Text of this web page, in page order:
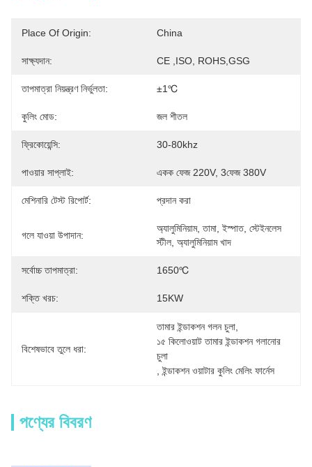
Place Of Origin: China
সাক্ষ্যদান: CE ,ISO, ROHS,GSG
তাপমাত্রা নিয়ন্ত্রণ নির্ভুলতা: ±1℃
কুলিং মোড: জল শীতল
ফ্রিকোয়েন্সি: 30-80khz
পাওয়ার সাপ্লাই: একক ফেজ 220V, 3ফেজ 380V
মেশিনারি টেস্ট রিপোর্ট: প্রদান করা
গলে যাওয়া উপাদান:
অ্যালুমিনিয়াম, তামা, ইস্পাত, স্টেইনলেস
স্টীল, অ্যালুমিনিয়াম খাদ
সর্বোচ্চ তাপমাত্রা: 1650℃
শক্তি খরচ: 15KW
বিশেষভাবে তুলে ধরা:
তামার ইন্ডাকশন গলন চুলা
১৫ কিলোওয়াট তামার ইন্ডাকশন গলানোর
চুলা
, ইন্ডাকশন ওয়াটার কুলিং মেলিং ফার্নেস
পণ্যের বিবরণ